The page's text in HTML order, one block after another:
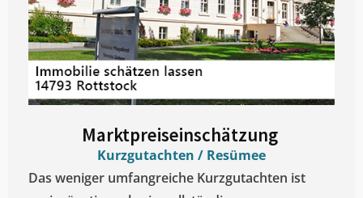
Marktpreiseinschätzung ​
Kurzgutachten / Resümee
Das weniger umfangreiche Kurzgutachten ist